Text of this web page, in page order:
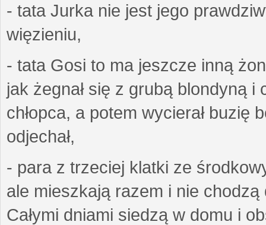
- tata Jurka nie jest jego
więzieniu,
- tata Gosi to ma jeszcze inną
jak żegnał się z grubą blondyną i
chłopca, a potem wycierał buzię
odjechał,
- para z trzeciej klatki ze
ale mieszkają razem i nie
Całymi dniami siedzą w domu i